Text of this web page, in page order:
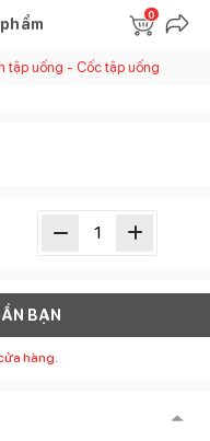
0
tập uống - Cốc tập uống
BẠN
hàng.